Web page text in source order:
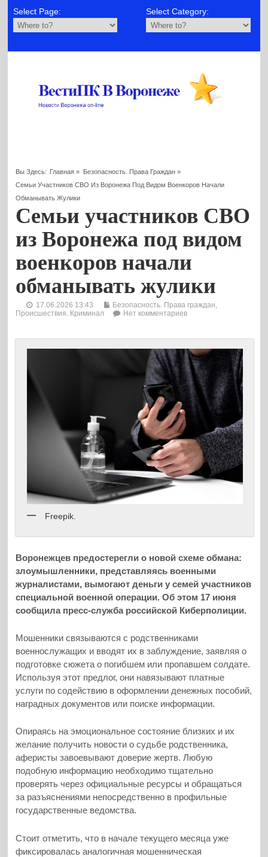
Select Page: Select Category:
Вы Здесь: Главная » Безопасность. Права Граждан»
Семьи Участников СВО Из Воронежа Под Видом Военкоров Начали
Обманывать Жулики
Семьи участников СВО
из Воронежа под видом
военкоров начали
обманывать жулики
17.06.2026 13:43 Безопасность. Права граждан
Происшествия. Криминал
Нет комментариев
Freepik.
Воронежцев предостерегли о новой схеме обмана:
злоумышленники, представляясь военными
журналистами, вымогают деньги у семей участников
специальной военной операции. Об этом 17 июня
сообщила пресс-служба российской Киберполиции.
Мошенники связываются с родственниками
военнослужащих и вводят их в заблуждение, заявляя о
подготовке сюжета о погибшем или пропавшем солдате.
Используя этот предлог, они навязывают платные
услуги по содействию в оформлении денежных пособий,
наградных документов или поиске информации.
Опираясь на эмоциональное состояние близких и их
желание получить новости о судьбе родственника,
аферисты завоевывают доверие жертв. Любую
подобную информацию необходимо тщательно
проверять через официальные ресурсы и обращаться
за разъяснениями непосредственно в профильные
государственные ведомства.
Стоит отметить, что в начале текущего месяца уже
фиксировалась аналогичная мошенническая